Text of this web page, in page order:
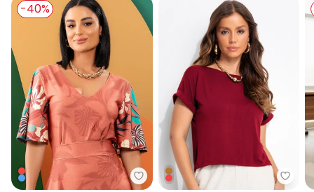
-40%
Quintess - Blusa Floral Artístico